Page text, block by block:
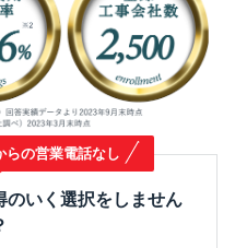
らの営業電話なし
いく選択をしません